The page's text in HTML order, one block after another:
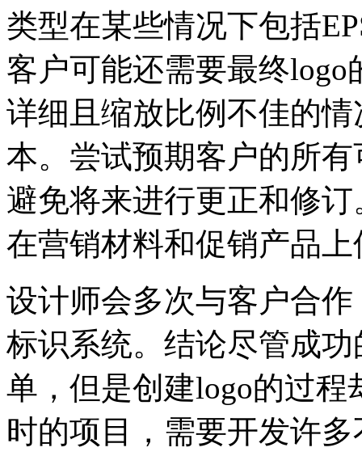
类型在某些情况下包括
客户可能还需要最终
详细且缩放比例不佳的
本。尝试预期客户的所
避免将来进行更正和修
在营销材料和促销产品
设计师会多次与客户合
标识系统。结论尽管成
单，但是创建logo的过
时的项目，需要开发许